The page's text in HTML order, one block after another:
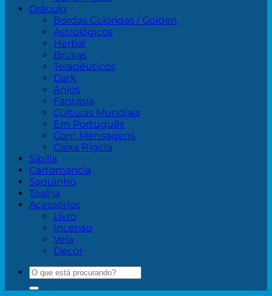
Oráculo
Bordas Coloridas / Golden
Astrológicos
Herbal
Bruxas
Terapêuticos
Dark
Anjos
Fantasia
Culturas Mundiais
Em Português
Com Mensagens
Caixa Rígida
Sibilla
Cartomancia
Saquinho
Toalha
Acessórios
Livro
Incenso
Vela
Decor
Pesquisar
por: